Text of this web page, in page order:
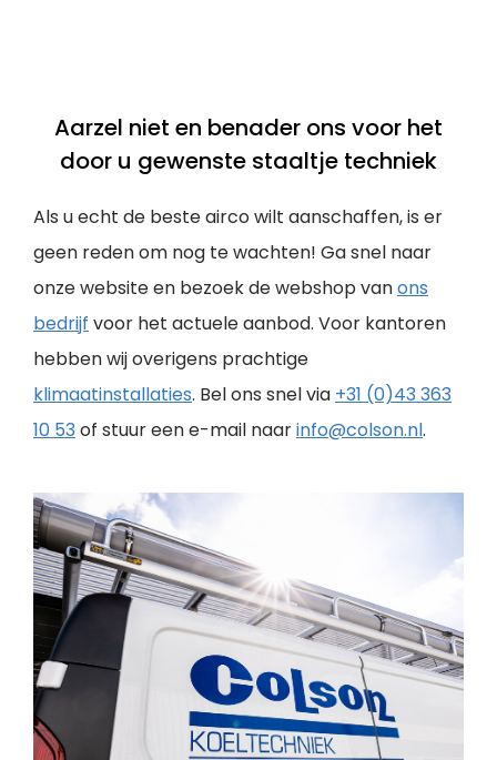
Aarzel niet en benader ons voor het
door u gewenste staaltje techniek
Als u echt de beste airco wilt aanschaffen, is er
geen reden om nog te wachten! Ga snel naar
onze website en bezoek de webshop vanons
bedrijf voor het actuele aanbod. Voor kantoren
hebben wij overigens prachtige
klimaatinstallaties. Bel ons snel via +31 (0)43 363
10 53 of stuur een e-mail naarinfo@colson.nl.